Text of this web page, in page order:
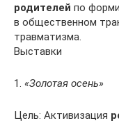
родителей по
в общественном
травматизма.
Выставки
1. «Золотая осень»
Цель: Активизация